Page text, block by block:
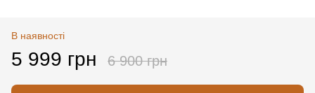
В наявності
5 999 грн 6 900 грн